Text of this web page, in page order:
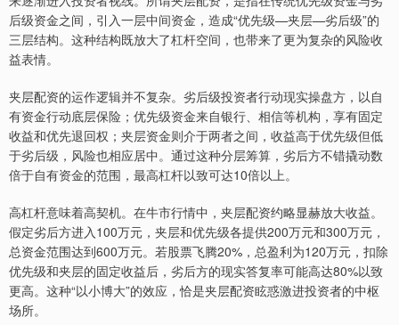
后级资金之间，引入一层中间资金，造成“优先级—夹层—劣后级”的
三层结构。这种结构既放大了杠杆空间，也带来了更为复杂的风险收
益表情。
夹层配资的运作逻辑并不复杂。劣后级投资者行动现实操盘方，以自
有资金行动底层保险；优先级资金来自银行、相信等机构，享有固定
收益和优先退回权；夹层资金则介于两者之间，收益高于优先级但低
于劣后级，风险也相应居中。通过这种分层筹算，劣后方不错撬动数
倍于自有资金的范围，最高杠杆以致可达10倍以上。
高杠杆意味着高契机。在牛市行情中，夹层配资约略显赫放大收益。
假定劣后方进入100万元，夹层和优先级各提供200万元和300万元，
总资金范围达到600万元。若股票飞腾20%，总盈利为120万元，扣除
优先级和夹层的固定收益后，劣后方的现实答复率可能高达80%以致
更高。这种“以小博大”的效应，恰是夹层配资眩惑激进投资者的中枢
场所。